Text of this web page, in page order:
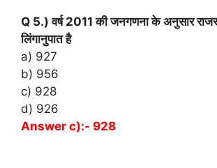
Q 5.) वर्ष 2011 की जनगणना के अनुसार
लिंगानुपात है
a) 927
b) 956
c) 928
d) 926
Answer c):- 928